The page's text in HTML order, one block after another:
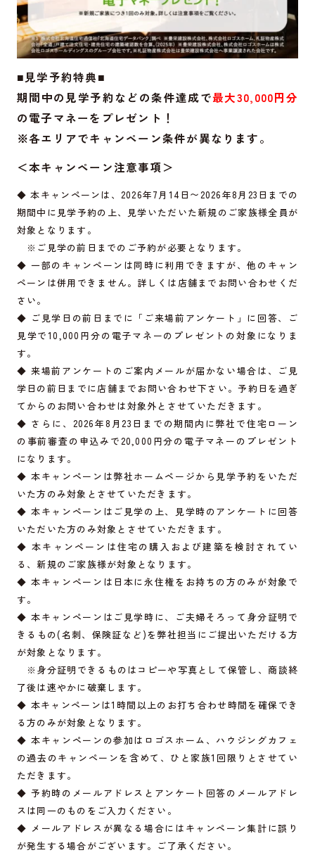
■見学予約特典■
期間中の見学予約などの条件達成で最大30,000円分
の電子マネーをプレゼント！
※各エリアでキャンペーン条件が異なります。
＜本キャンペーン注意事項＞
◆ 本キャンペーンは、2026年7月14日〜2026年8月23日までの
期間中に見学予約の上、見学いただいた新規のご家族様全員が
対象となります。
※ご見学の前日までのご予約が必要となります。
◆ 一部のキャンペーンは同時に利用できますが、他のキャン
ペーンは併用できません。詳しくは店舗までお問い合わせくだ
さい。
◆ ご見学日の前日までに「ご来場前アンケート」に回答、ご
見学で10,000円分の電子マネーのプレゼントの対象になりま
す。
◆ 来場前アンケートのご案内メールが届かない場合は、ご見
学日の前日までに店舗までお問い合わせ下さい。予約日を過ぎ
てからのお問い合わせは対象外とさせていただきます。
◆ さらに、2026年8月23日までの期間内に弊社で住宅ローン
の事前審査の申込みで20,000円分の電子マネーのプレゼント
になります。
◆ 本キャンペーンは弊社ホームページから見学予約をいただ
いた方のみ対象とさせていただきます。
◆ 本キャンペーンはご見学の上、見学時のアンケートに回答
いただいた方のみ対象とさせていただきます。
◆ 本キャンペーンは住宅の購入および建築を検討されてい
る、新規のご家族様が対象となります。
◆ 本キャンペーンは日本に永住権をお持ちの方のみが対象で
す。
◆ 本キャンペーンはご見学時に、ご夫婦そろって身分証明で
きるもの(名刺、保険証など)を弊社担当にご提出いただける方
が対象となります。
※身分証明できるものはコピーや写真として保管し、商談終
了後は速やかに破棄します。
◆ 本キャンペーンは1時間以上のお打ち合わせ時間を確保でき
る方のみが対象となります。
◆ 本キャンペーンの参加はロゴスホーム、ハウジングカフェ
の過去のキャンペーンを含めて、ひと家族1回限りとさせてい
ただきます。
◆ 予約時のメールアドレスとアンケート回答のメールアドレ
スは同一のものをご入力ください。
◆ メールアドレスが異なる場合にはキャンペーン集計に誤り
が発生する場合がございます。ご了承ください。